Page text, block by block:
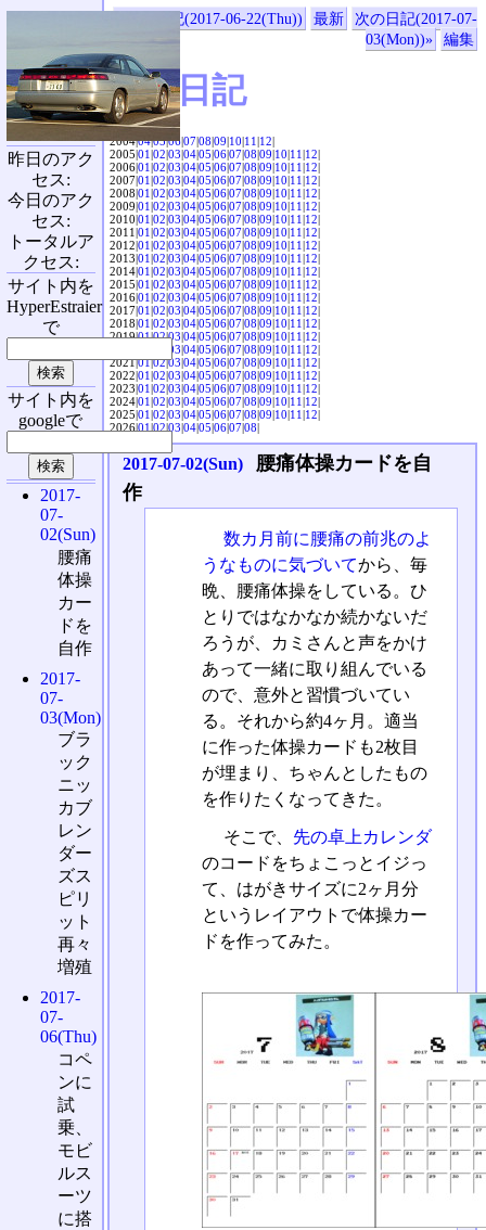
«前の日記(2017-06-22(Thu)) 最新
次の日記(2017-07-
03(Mon))»
編集
SVX日記
2004|04|05|06|07|08|09|10|11|12|
2005|01|02|03|04|05|06|07|08|09|10|11|12|
2006|01|02|03|04|05|06|07|08|09|10|11|12|
2007|01|02|03|04|05|06|07|08|09|10|11|12|
2008|01|02|03|04|05|06|07|08|09|10|11|12|
2009|01|02|03|04|05|06|07|08|09|10|11|12|
2010|01|02|03|04|05|06|07|08|09|10|11|12|
2011|01|02|03|04|05|06|07|08|09|10|11|12|
2012|01|02|03|04|05|06|07|08|09|10|11|12|
2013|01|02|03|04|05|06|07|08|09|10|11|12|
2014|01|02|03|04|05|06|07|08|09|10|11|12|
2015|01|02|03|04|05|06|07|08|09|10|11|12|
2016|01|02|03|04|05|06|07|08|09|10|11|12|
2017|01|02|03|04|05|06|07|08|09|10|11|12|
2018|01|02|03|04|05|06|07|08|09|10|11|12|
2019|01|02|03|04|05|06|07|08|09|10|11|12|
03|04|05|06|07|08|09|10|11|12|
2021|01|02|03|04|05|06|07|08|09|10|11|12|
2022|01|02|03|04|05|06|07|08|09|10|11|12|
2023|01|02|03|04|05|06|07|08|09|10|11|12|
2024|01|02|03|04|05|06|07|08|09|10|11|12|
2025|01|02|03|04|05|06|07|08|09|10|11|12|
2026|01|02|03|04|05|06|07|08|
2017-07-02(Sun)
腰痛体操カードを自
作
数カ月前に腰痛の前兆のよ
うなものに気づいてから、毎
晩、腰痛体操をしている。ひ
とりではなかなか続かないだ
ろうが、カミさんと声をかけ
あって一緒に取り組んでいる
ので、意外と習慣づいてい
る。それから約4ヶ月。適当
に作った体操カードも2枚目
が埋まり、ちゃんとしたもの
を作りたくなってきた。
そこで、 先の卓上カレンダ
のコードをちょこっとイジっ
て、はがきサイズに2ヶ月分
というレイアウトで体操カー
ドを作ってみた。
昨日のアク
セス:
今日のアク
セス:
トータルア
クセス:
サイト内を
HyperEstraier
で
サイト内を
googleで
2017-
07-
02(Sun)
腰痛
体操
カー
ドを
自作
2017-
07-
03(Mon)
ブラ
ック
ニッ
カブ
レン
ダー
ズス
ピリ
ット
再々
増殖
2017-
07-
06(Thu)
コペ
ンに
試
乗、
モビ
ルス
ーツ
に搭